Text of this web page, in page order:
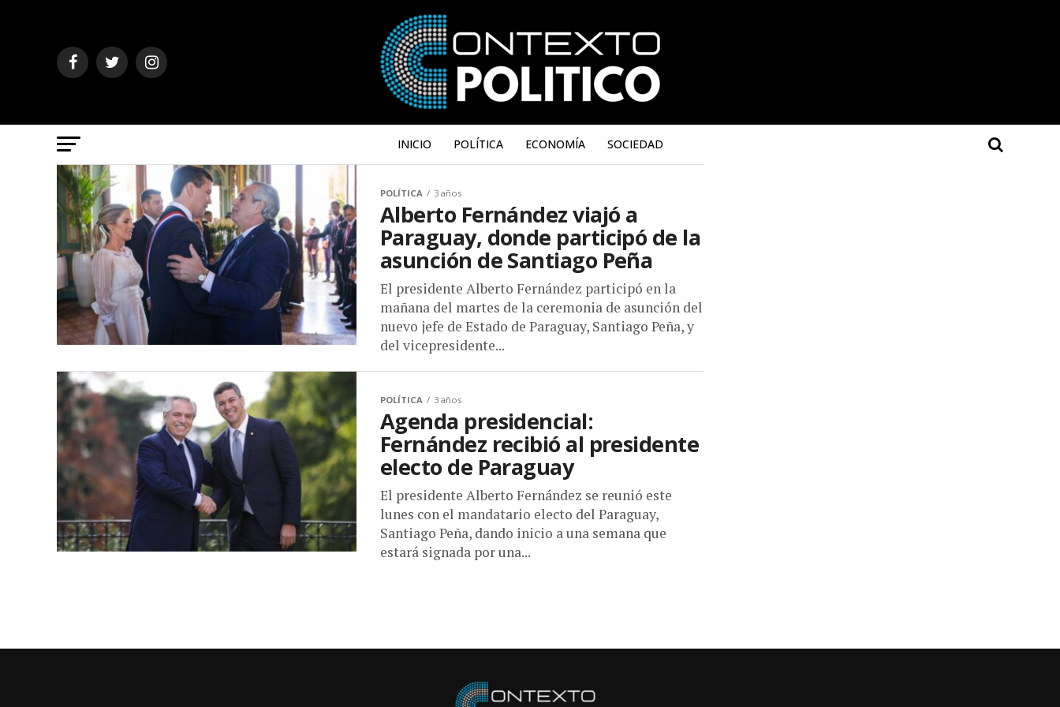
INICIO POLÍTICA ECONOMÍA SOCIEDAD
POLÍTICA 3 años
Alberto Fernández viajó a
Paraguay, donde participó de la
asunción de Santiago Peña
El presidente Alberto Fernández participó en la
mañana del martes de la ceremonia de asunción del
nuevo jefe de Estado de Paraguay, Santiago Peña, y
del vicepresidente...
POLÍTICA 3 años
Agenda presidencial:
Fernández recibió al presidente
electo de Paraguay
El presidente Alberto Fernández se reunió este
lunes con el mandatario electo del Paraguay,
Santiago Peña, dando inicio a una semana que
estará signada por una...